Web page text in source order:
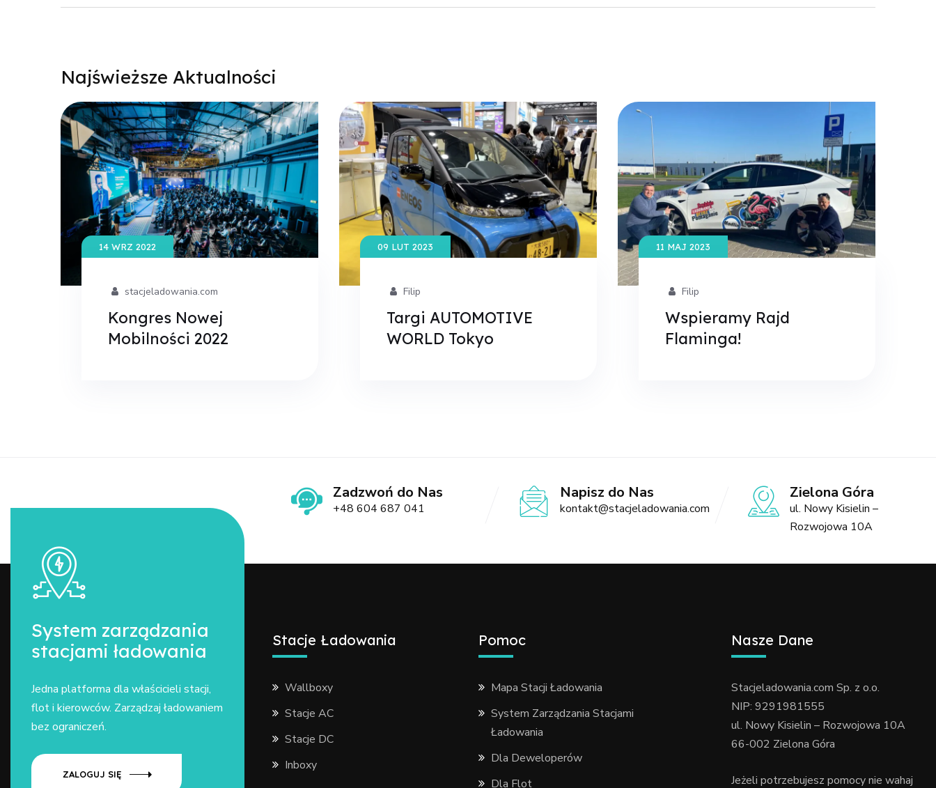
Najświeższe Aktualności
14 WRZ 2022
stacjeladowania.com
Kongres Nowej
Mobilności 2022
09 LUT 2023
Filip
Targi AUTOMOTIVE
WORLD Tokyo
11 MAJ 2023
Filip
Wspieramy Rajd
Flaminga!
Zadzwoń do Nas
+48 604 687 041
Napisz do Nas
kontakt@stacjeladowania.com
Zielona Góra
ul. Nowy Kisielin –
Rozwojowa 10A
System zarządzania
stacjami ładowania
Jedna platforma dla właścicieli stacji,
flot i kierowców. Zarządzaj ładowaniem
bez ograniczeń.
ZALOGUJ SIĘ
Stacje Ładowania
Wallboxy
Stacje AC
Stacje DC
Inboxy
Pomoc
Mapa Stacji Ładowania
System Zarządzania Stacjami
Ładowania
Dla Deweloperów
Dla Flot
Nasze Dane
Stacjeladowania.com Sp. z o.o.
NIP: 9291981555
ul. Nowy Kisielin – Rozwojowa 10A
66-002 Zielona Góra
Jeżeli potrzebujesz pomocy nie wahaj